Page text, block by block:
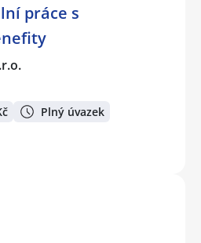
práce s
Plný úvazek